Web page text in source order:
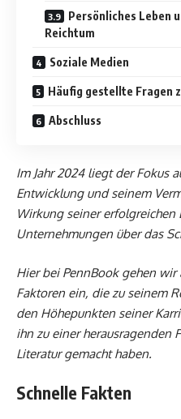
Persönliches Leben
Reichtum
Soziale Medien
Häufig gestellte Fragen
Abschluss
Im Jahr 2024 liegt der Fokus
Entwicklung und seinem
Wirkung seiner erfolgreichen
Unternehmungen über das
Hier bei PennBook gehen
Faktoren ein, die zu seinem
den Höhepunkten seiner
ihn zu einer herausragenden
Literatur gemacht haben.
Schnelle Fakten